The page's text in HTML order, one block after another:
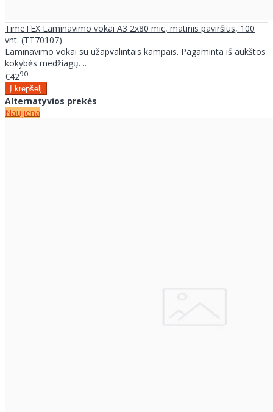
TimeTEX Laminavimo vokai A3 2x80 mic, matinis paviršius, 100
vnt. (TT70107)
Laminavimo vokai su užapvalintais kampais. Pagaminta iš aukštos
kokybės medžiagų. ..
€4290
Alternatyvios prekės
Naujiena